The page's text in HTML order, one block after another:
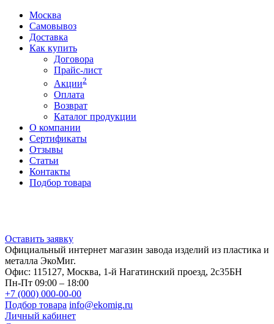
Москва
Самовывоз
Доставка
Как купить
Договора
Прайс-лист
Акции2
Оплата
Возврат
Каталог продукции
О компании
Сертификаты
Отзывы
Статьи
Контакты
Подбор товара
Оставить заявку
Официальный интернет магазин завода изделий из пластика и
металла ЭкоМиг.
Офис: 115127, Москва, 1-й Нагатинский проезд, 2с35БН
Пн-Пт 09:00 – 18:00
+7 (000) 000-00-00
Подбор товара info@ekomig.ru
Личный кабинет